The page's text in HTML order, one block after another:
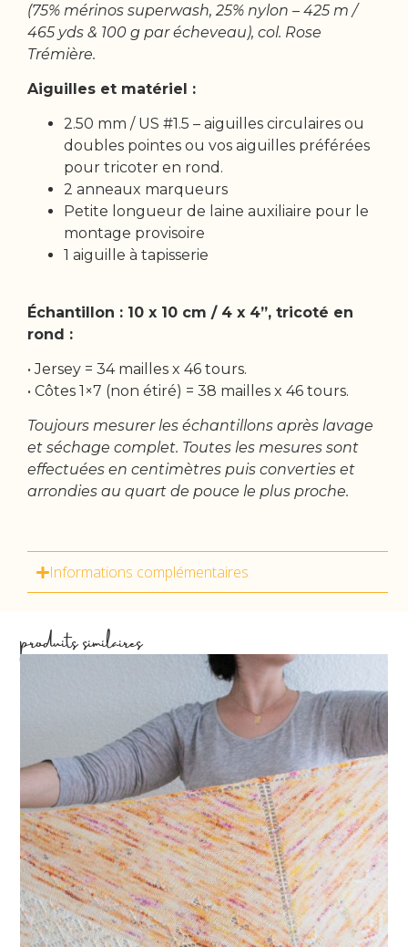
(75% mérinos superwash, 25% nylon – 425 m /
465 yds & 100 g par écheveau), col. Rose
Trémière.
Aiguilles et matériel :
2.50 mm / US #1.5 – aiguilles circulaires ou
doubles pointes ou vos aiguilles préférées
pour tricoter en rond.
2 anneaux marqueurs
Petite longueur de laine auxiliaire pour le
montage provisoire
1 aiguille à tapisserie
Échantillon : 10 x 10 cm / 4 x 4”, tricoté en
rond :
• Jersey = 34 mailles x 46 tours.
• Côtes 1×7 (non étiré) = 38 mailles x 46 tours.
Toujours mesurer les échantillons après lavage
et séchage complet. Toutes les mesures sont
effectuées en centimètres puis converties et
arrondies au quart de pouce le plus proche.
Informations complémentaires
produits similaires